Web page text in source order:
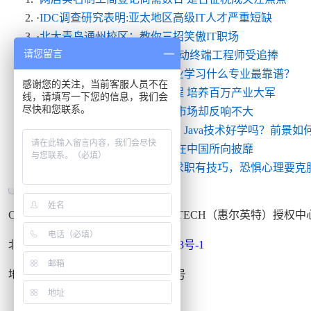
·IDC调查研究表明:亚太地区高级IT人才严重短缺
·北大青鸟通州校区：教你三招笑傲IT职场
·3G人才紧缺助推行业培训 移动终端工程师受追捧
北京北大青鸟校区：高中毕业学习什么专业最靠谱？
·职业教育列入中南海议事日程 培养百万产业大军
·瑞星发布杀毒永久免费 宁波市场却反响不大
·北京北大青鸟通州校区解析：Java技术好学吗？前景如
·微软在欧州寸步难行 为何能在中国所向披靡
北大青鸟就业指导：大学生求职有技巧，恐惧心理要克
Copyright © 1999-2015北大青鸟APTECH（惠尔英特）授权中
北大青鸟通州校区京ICP备09036443号-1
地址：北京市通州区宋庄南路甲一号
请您留言
感谢您的关注，当前客服人员不在
线，请填写一下您的信息，我们会
尽快和您联系。